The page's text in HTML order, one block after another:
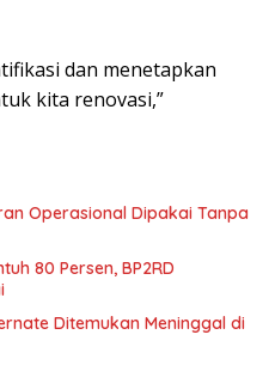
dan menetapkan
kita renovasi,”
Operasional Dipakai Tanpa
80 Persen, BP2RD
Ditemukan Meninggal di